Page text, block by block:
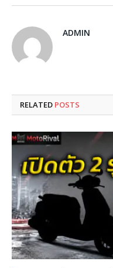
ADMIN
RELATED POSTS